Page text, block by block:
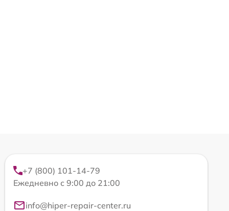
+7 (800) 101-14-79
Ежедневно с 9:00 до 21:00
info@hiper-repair-center.ru